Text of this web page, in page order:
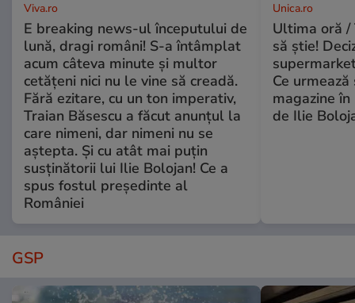
Viva.ro
E breaking news-ul începutului de
lună, dragi români! S-a întâmplat
acum câteva minute și multor
cetățeni nici nu le vine să creadă.
Fără ezitare, cu un ton imperativ,
Traian Băsescu a făcut anunțul la
care nimeni, dar nimeni nu se
aștepta. Și cu atât mai puțin
susținătorii lui Ilie Bolojan! Ce a
spus fostul președinte al
României
Unica.ro
Ultima oră /
să știe!
Ce
magazine
de Ilie
GSP